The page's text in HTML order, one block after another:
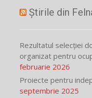
Știrile din
Rezultatul selecției
organizat pentru
februarie 2026
Proiecte pentru
septembrie 2025